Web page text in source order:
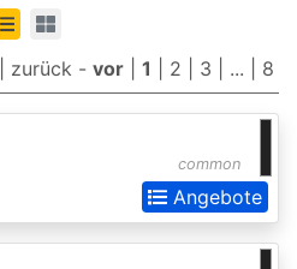
zurück - vor 1 2 3 | ... | 8
common
Angebote